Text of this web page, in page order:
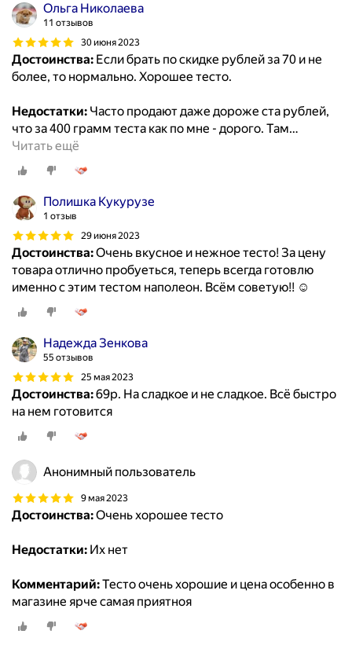
Ольга Николаева
11 отзывов
30 июня 2023
Достоинства: Если брать по скидке рублей за 70 и не
более, то нормально. Хорошее тесто.
Недостатки: Часто продают даже дороже ста рублей,
что за 400 грамм теста как по мне - дорого. Там…
Читать ещё
Полишка Кукурузе
1 отзыв
29 июня 2023
Достоинства:Очень вкусное и нежное тесто! За цену
товара отлично пробуеться, теперь всегда готовлю
именно с этим тестом наполеон. Всём советую!! ☺
Надежда Зенкова
55 отзывов
25 мая 2023
Достоинства:69р. На сладкое и не сладкое. Всё быстро
на нем готовится
Анонимный пользователь
9 мая 2023
Достоинства:Очень хорошее тесто
Недостатки: Их нет
Комментарий:Тесто очень хорошие и цена особенно в
магазине ярче самая приятноя